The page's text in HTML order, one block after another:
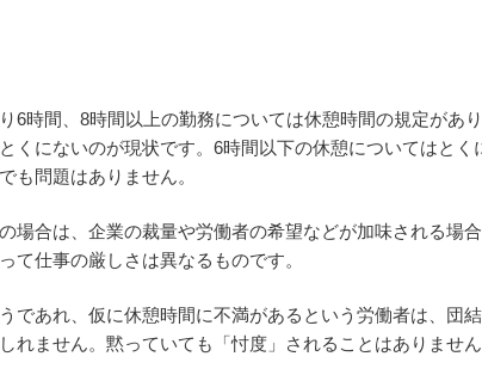
6時間、8時間以上の勤務については休憩時間の規定があ
くにないのが現状です。6時間以下の休憩についてはとく
も問題はありません。
場合は、企業の裁量や労働者の希望などが加味される場
て仕事の厳しさは異なるものです。
であれ、仮に休憩時間に不満があるという労働者は、団
れません。黙っていても「忖度」されることはありません